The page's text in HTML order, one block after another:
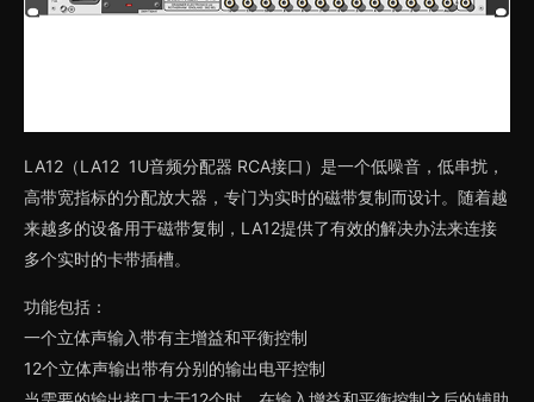
LA12（LA12 1U音频分配器 RCA接口）是一个低噪音，低串扰，
高带宽指标的分配放大器，专门为实时的磁带复制而设计。随着越
来越多的设备用于磁带复制，LA12提供了有效的解决办法来连接
多个实时的卡带插槽。
功能包括：
一个立体声输入带有主增益和平衡控制
12个立体声输出带有分别的输出电平控制